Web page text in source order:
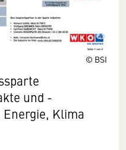
© BSI
und -
Klima